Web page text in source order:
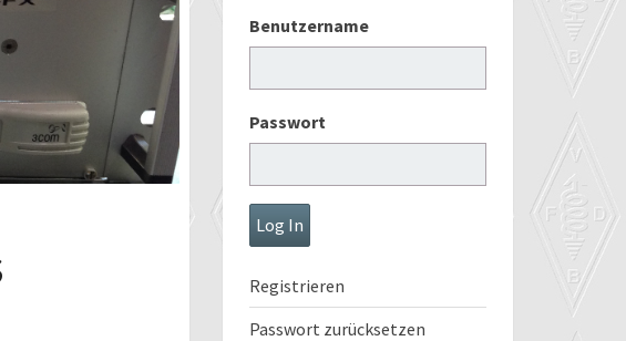
Benutzername
Passwort
Registrieren
Passwort zurücksetzen